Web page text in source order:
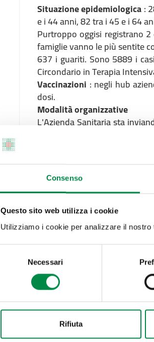
Consenso
Questo sito web utilizza i cookie
Utilizziamo i cookie per analizzare il
Necessari
Rifiuta
Situazione epidemiologica:
e i 44 anni, 82 tra i 45 e i 64
Purtroppo oggisi registrano
famiglie vanno le più sentite
637 i guariti. Sono 5889 i
Circondario in Terapia
Vaccinazioni : negli hub
dosi.
Modalità organizzative
L'Azienda Sanitaria sta
Si invitano i cittadini che
prenotare direttamente nella
In questi giorni è stata
numero dei tamponi
22-23-24 GENNAIO
Situazione epidemiologica: i
antigenici rapidi refertati: 431
e 140 dai 65 anni in poi.
1882 i guariti. Sono 6245 i
Circondario in Terapia
Vaccinazioni : negli hub
seconde dosi e 237 prime